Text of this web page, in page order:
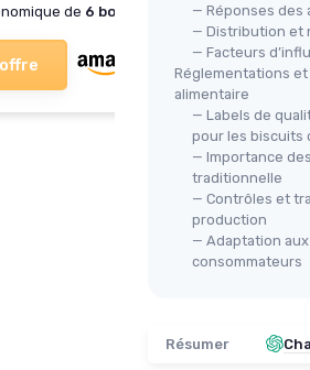
de 6 bouteilles
— Réponses des
— Distribution et
— Facteurs
Réglementations et
alimentaire
— Labels de
pour les biscuits
— Importance
traditionnelle
— Contrôles et
production
— Adaptation
consommateurs
Résumer